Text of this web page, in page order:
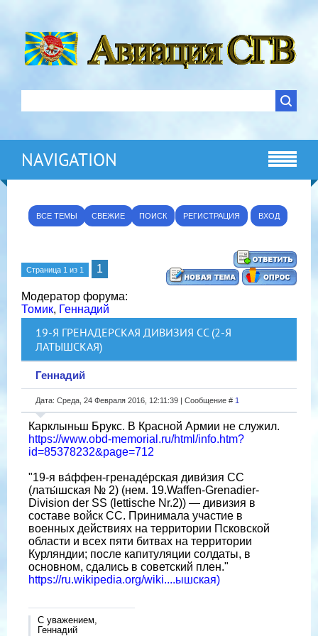
NAVIGATION
ВСЕ ТЕМЫ СВЕЖИЕ ПОИСК РЕГИСТРАЦИЯ ВХОД
Страница 1 из 1 1
Модератор форума:
Томик, Геннадий
19-Я ГРЕНАДЕРСКАЯ ДИВИЗИЯ СС (2-Я
ЛАТЫШСКАЯ)
Геннадий
Дата: Среда, 24 Февраля 2016, 12:11:39 | Сообщение # 1
Карклыньш Брукс. В Красной Армии не служил.
https://www.obd-memorial.ru/html/info.htm?
id=85378232&page=712
"19-я ва́ффен-гренаде́рская диви́зия СС
(латы́шская № 2) (нем. 19.Waffen-Grenadier-
Division der SS (lettische Nr.2)) — дивизия в
составе войск СС. Принимала участие в
военных действиях на территории Псковской
области и всех пяти битвах на территории
Курляндии; после капитуляции солдаты, в
основном, сдались в советский плен."
https://ru.wikipedia.org/wiki....ышская)
С уважением,
Геннадий